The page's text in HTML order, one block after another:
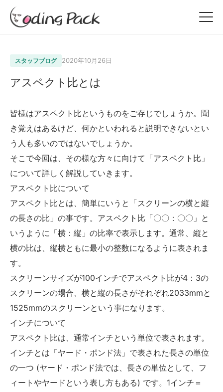
スタッフブログ 2020年10月26日
アスペクト比とは
皆様はアスペクト比というものをご存じでしょうか。聞
き覚えはあるけど、何かといわれると説明できないとい
う人も多いのではないでしょうか。
そこで今回は、その様な方々に向けて「アスペクト比」
について詳しく解説していきます。
アスペクト比について
アスペクト比とは、簡単にいうと「スクリーンの横と縦
の長さの比」の事です。アスペクト比「〇〇：〇〇」と
いうように「横：縦」の比率で表示します。通常、縦と
横の比は、縦横ともに最小の整数になるように表されま
す。
スクリーンサイズが100インチでアスペクト比が4：3の
スクリーンの場合、横と縦の長さがそれぞれ2033mmと
1525mmのスクリーンという事になります。
インチについて
アスペクト比は、通常インチという単位で表されます。
インチとは「ヤード・ポンド法」で表された長さの単位
の一つ (ヤード・ポンド法では、長さの単位として、フ
ィートやヤードという表し方もある) です。1インチ＝